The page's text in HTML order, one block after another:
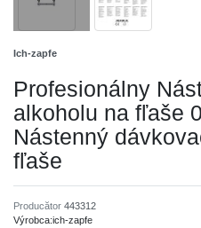
Ich-zapfe
Profesionálny
alkoholu na fľaše
Nástenný
fľaše
Producător 443312
Výrobca:ich-zapfe